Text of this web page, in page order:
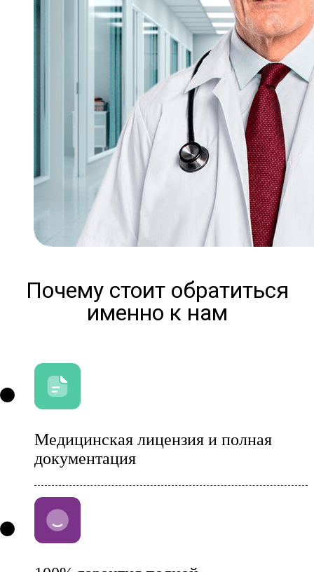
Почему стоит обратиться
именно к нам
Медицинская лицензия и полная
документация